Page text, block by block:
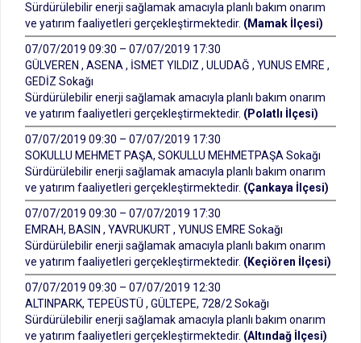
Sürdürülebilir enerji sağlamak amacıyla planlı bakım onarım
ve yatırım faaliyetleri gerçekleştirmektedir. (Mamak İlçesi)
07/07/2019 09:30 – 07/07/2019 17:30
GÜLVEREN , ASENA , İSMET YILDIZ , ULUDAĞ , YUNUS EMRE ,
GEDİZ Sokağı
Sürdürülebilir enerji sağlamak amacıyla planlı bakım onarım
ve yatırım faaliyetleri gerçekleştirmektedir. (Polatlı İlçesi)
07/07/2019 09:30 – 07/07/2019 17:30
SOKULLU MEHMET PAŞA, SOKULLU MEHMETPAŞA Sokağı
Sürdürülebilir enerji sağlamak amacıyla planlı bakım onarım
ve yatırım faaliyetleri gerçekleştirmektedir. (Çankaya İlçesi)
07/07/2019 09:30 – 07/07/2019 17:30
EMRAH, BASIN , YAVRUKURT , YUNUS EMRE Sokağı
Sürdürülebilir enerji sağlamak amacıyla planlı bakım onarım
ve yatırım faaliyetleri gerçekleştirmektedir. (Keçiören İlçesi)
07/07/2019 09:30 – 07/07/2019 12:30
ALTINPARK, TEPEÜSTÜ , GÜLTEPE, 728/2 Sokağı
Sürdürülebilir enerji sağlamak amacıyla planlı bakım onarım
ve yatırım faaliyetleri gerçekleştirmektedir. (Altındağ İlçesi)